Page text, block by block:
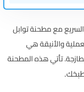
مع مطحنة توابل
العملية والأنيقة هي
تأتي هذه المطحنة